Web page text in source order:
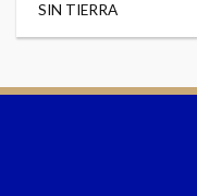
SIN TIERRA